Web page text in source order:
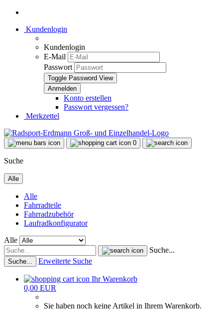
Kundenlogin
Kundenlogin
E-Mail
Passwort
Toggle Password View
Konto erstellen
Passwort vergessen?
Merkzettel
0
Suche
Alle
Alle
Fahrradteile
Fahrradzubehör
Laufradkonfigurator
Alle
Suche...
Suche... Erweiterte Suche
Ihr Warenkorb
0,00 EUR
Sie haben noch keine Artikel in Ihrem Warenkorb.